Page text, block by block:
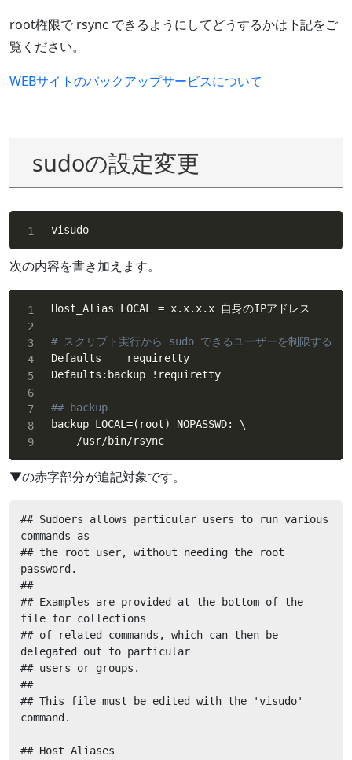
root権限で rsync できるようにしてどうするかは下記をご
覧ください。
WEBサイトのバックアップサービスについて
sudoの設定変更
visudo
次の内容を書き加えます。
Host_Alias LOCAL = x.x.x.x 自身のIPアドレス
# スクリプト実行から sudo できるユーザーを制限する
Defaults    requiretty
Defaults:backup
! requiretty
## backup
backup LOCAL=( root)
NOPASSWD: \
    /usr/bin/rsync
▼の赤字部分が追記対象です。
## Sudoers allows particular users to run various
commands as
## the root user, without needing the root
password.
##
## Examples are provided at the bottom of the
file for collections
## of related commands, which can then be
delegated out to particular
## users or groups.
##
## This file must be edited with the 'visudo'
command.
## Host Aliases